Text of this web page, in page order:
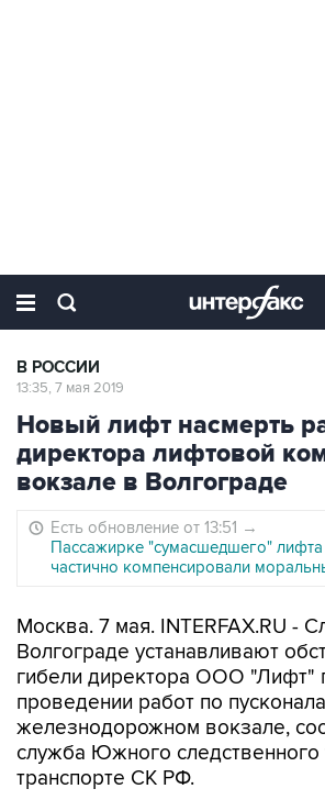
В РОССИИ
13:35, 7 мая 2019
Новый лифт насмерть
директора лифтовой
вокзале в Волгограде
Есть обновление от 13:51 →
Пассажирке "сумасшедшего" лифта
частично компенсировали
Москва. 7 мая. INTERFAX.RU -
Волгограде устанавливают
гибели директора ООО "Лифт"
проведении работ по
железнодорожном вокзале,
служба Южного следственного
транспорте СК РФ.